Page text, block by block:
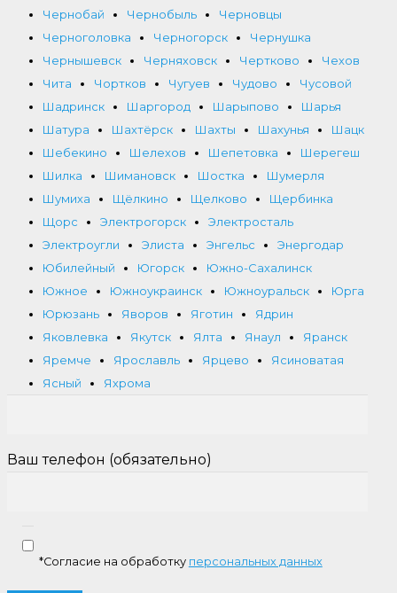
Чернобай
Чернобыль
Черновцы
Черноголовка
Черногорск
Чернушка
Чернышевск
Черняховск Чертково
Чехов
Чита
Чортков Чугуев Чудово
Чусовой
Шадринск
Шаргород Шарыпово
Шарья
Шатура
Шахтёрск Шахты Шахунья
Шацк
Шебекино
Шелехов Шепетовка
Шерегеш
Шилка
Шимановск Шостка
Шумерля
Шумиха
Щёлкино Щелково
Щербинка
Щорс
Электрогорск
Электросталь
Электроугли
Элиста Энгельс
Энергодар
Юбилейный
Югорск
Южно-Сахалинск
Южное
Южноукраинск Южноуральск
Юрга
Юрюзань
Яворов Яготин
Ядрин
Яковлевка
Якутск Ялта Янаул
Яранск
Яремче
Ярославль Ярцево
Ясиноватая
Ясный
Яхрома
Ваш телефон (обязательно)
*Согласие на обработку персональных данных